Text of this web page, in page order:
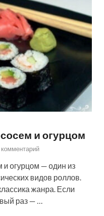
и огурцом
и огурцом — один из
видов роллов.
жанра. Если
раз — …